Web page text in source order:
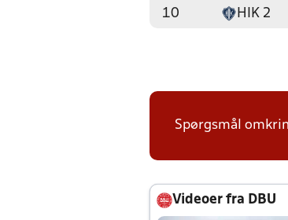
10 HIK 2
Spørgsmål
Videoer fra DBU